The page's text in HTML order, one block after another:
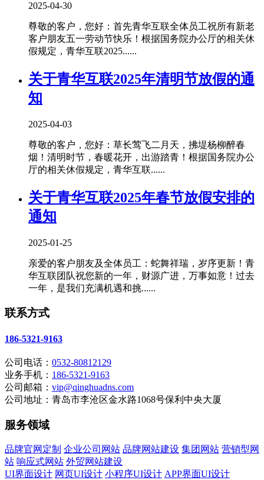
2025-04-30
尊敬的客户，您好：首先青华互联全体员工祝所有新老
客户朋友五一劳动节快乐！根据国务院办公厅的相关休
假规定，青华互联2025......
关于青华互联2025年清明节放假的通
知
2025-04-03
尊敬的客户，您好：草长莺飞二月天，拂堤杨柳醉春
烟！清明时节，春暖花开，出游踏青！根据国务院办公
厅的相关休假规定，青华互联......
关于青华互联2025年春节放假安排的
通知
2025-01-25
亲爱的客户朋友及全体员工：蛇舞祥瑞，岁序更新！青
华互联团队祝您新的一年，财源广进，万事如意！过去
一年，是我们充满机遇和挑......
联系方式
186-5321-9163
公司电话： 0532-80812129
业务手机： 186-5321-9163
公司邮箱： vip@qinghuadns.com
公司地址：青岛市李沧区金水路1068号保利中央大厦
服务领域
品牌官网定制 企业公司网站 品牌网站建设 集团网站 营销型网
站 响应式网站 外贸网站建设
UI界面设计 网页UI设计 小程序UI设计 APP界面UI设计